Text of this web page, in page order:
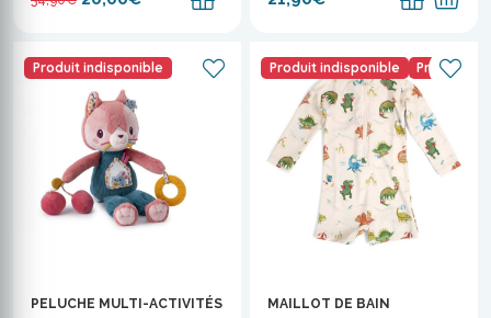
Produit indisponible
PELUCHE MULTI-ACTIVITÉS
Produit indisponible Promo
MAILLOT DE BAIN